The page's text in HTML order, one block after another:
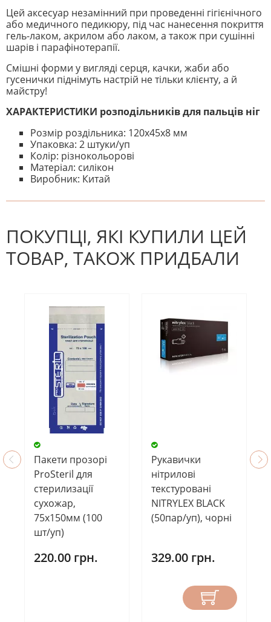
Цей аксесуар незамінний при проведенні гігієнічного
або медичного педикюру, під час нанесення покриття
гель-лаком, акрилом або лаком, а також при сушінні
шарів і парафінотерапії.
Смішні форми у вигляді серця, качки, жаби або
гусенички піднімуть настрій не тільки клієнту, а й
майстру!
ХАРАКТЕРИСТИКИ розподільників для пальців ніг
Розмір роздільника: 120х45х8 мм
Упаковка: 2 штуки/уп
Колір: різнокольорові
Матеріал: силікон
Виробник: Китай
На даний час немає відгуків. Ви
ПОКУПЦІ, ЯКІ КУПИЛИ ЦЕЙ
ТОВАР, ТАКОЖ ПРИДБАЛИ
Пакети прозорі
ProSteril для
стерилизації
сухожар,
75х150мм (100
шт/уп)
220.00 грн.
Рукавички
нітрилові
текстуровані
NITRYLEX BLACK
(50пар/уп), чорні
329.00 грн.